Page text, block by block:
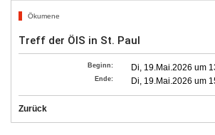
Ökumene
Treff der ÖIS in St. Paul
Beginn: Di, 19.Mai.2026 um
Ende: Di, 19.Mai.2026 um
Zurück